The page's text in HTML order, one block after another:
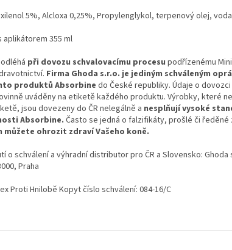
5%, Alcloxa 0,25%, Propylenglykol, terpenový olej, voda
aplikátorem 355 ml
při dovozu schvalovacímu procesu podřízenému
Firma Ghoda s.r.o. je jediným schváleným
produktů Absorbine do České republiky. Údaje o
uváděny na etiketě každého produktu. Výrobky, které
jsou dovezeny do ČR nelegálně a nesplňují vysoké
Absorbine. Často se jedná o falzifikáty, prošlé či ředěné
ohrozit zdraví Vašeho koně.
o schválení a výhradní distributor pro ČR a Slovensko: Ghoda
Praha
Proti Hnilobě Kopyt číslo schválení: 084-16/C